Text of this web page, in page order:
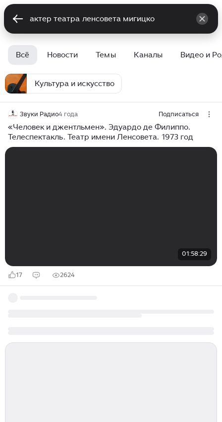
Всё Новости Темы Каналы Видео и
Культура и искусство
Звуки Радио4 года Подписаться
«Человек и джентльмен». Эдуардо де Филиппо.
Телеспектакль. Театр имени Ленсовета. 1973 год
01:58:29
17 2624